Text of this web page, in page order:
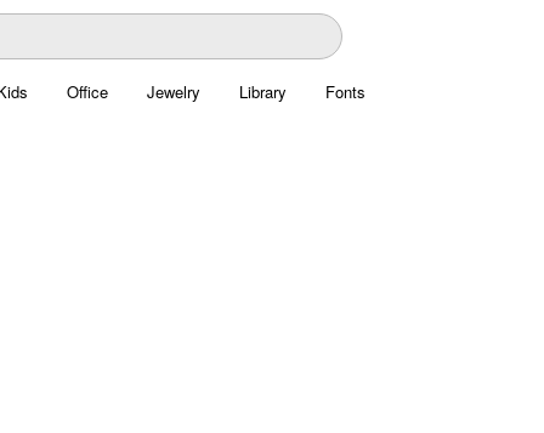
Office Jewelry Library Fonts